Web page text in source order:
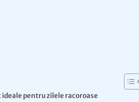
ideale pentru zilele racoroase